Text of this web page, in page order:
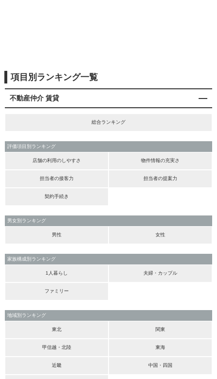
項目別ランキング一覧
不動産仲介 賃貸
総合ランキング
評価項目別ランキング
店舗の利用のしやすさ 物件情報の充実さ
担当者の接客力 担当者の提案力
契約手続き
男女別ランキング
男性 女性
家族構成別ランキング
1人暮らし 夫婦・カップル
ファミリー
地域別ランキング
東北 関東
甲信越・北陸 東海
近畿 中国・四国